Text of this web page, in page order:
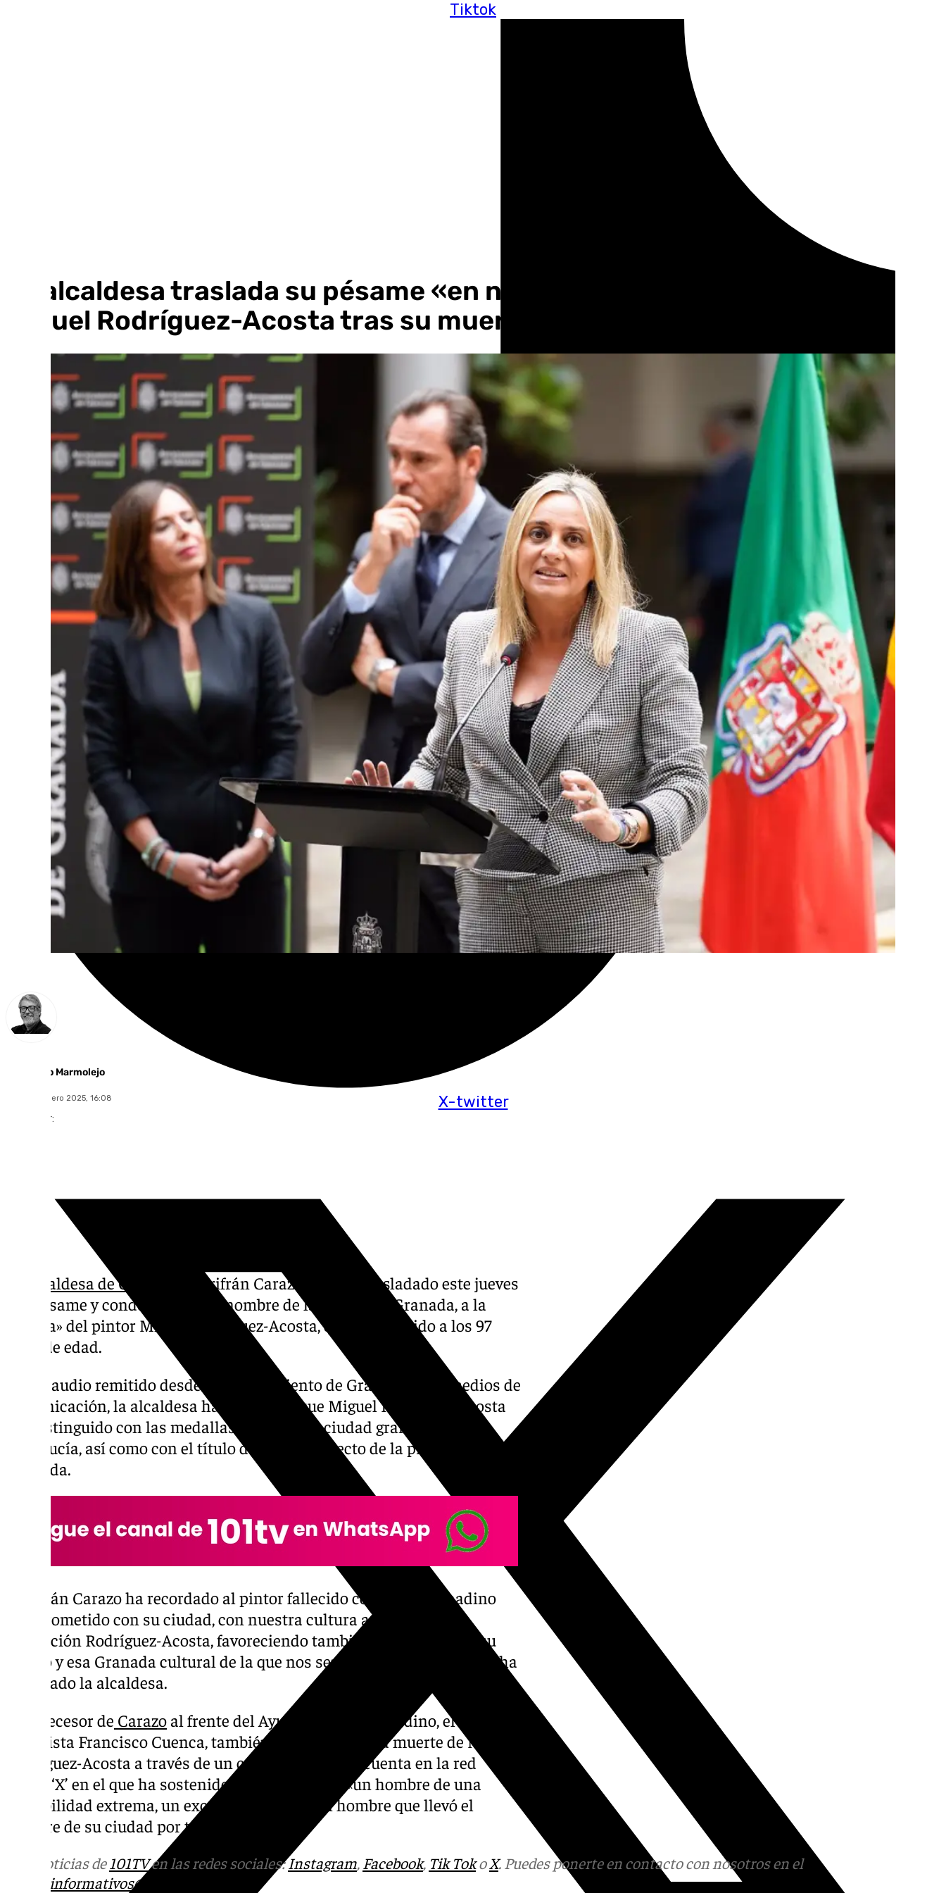
Tiktok
X-twitter
La alcaldesa traslada su pésame «en nombre de Granada» a la familia de
Miguel Rodríguez-Acosta tras su muerte
Francisco Marmolejo
jueves, 2 enero 2025, 16:08
Compartir:
alcaldesa de Granada
, Marifrán Carazo (PP), ha trasladado este jueves
su «pésame y condolencias, en nombre de la ciudad de Granada, a la
familia» del pintor Miguel Rodríguez-Acosta, que ha fallecido a los 97
años de edad.
En un audio remitido desde el Ayuntamiento de Granada a los medios de
comunicación, la alcaldesa ha destacado que Miguel Rodríguez-Acosta
fue distinguido con las medallas de oro de la ciudad granadina y de
Andalucía, así como con el título de Hijo Predilecto de la provincia de
Granada.
Marifrán Carazo ha recordado al pintor fallecido como «un granadino
comprometido con su ciudad, con nuestra cultura a través de la
Fundación Rodríguez-Acosta, favoreciendo también para la ciudad su
legado y esa Granada cultural de la que nos sentimos tan orgullosos», ha
finalizado la alcaldesa.
El antecesor de Carazo al frente del Ayuntamiento granadino, el
socialista Francisco Cuenca, también ha lamentado la muerte de Miguel
Rodríguez-Acosta a través de un comentario en su cuenta en la red
social ‘X’ en el que ha sostenido que con él se va «un hombre de una
sensibilidad extrema, un excelente pintor y un hombre que llevó el
nombre de su ciudad por todo el mundo».
Más noticias de 101TVen las redes sociales:Instagram, Facebook, Tik TokoX. Puedes ponerte en contacto con nosotros en el
informativos@101tv.es